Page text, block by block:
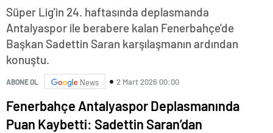
Süper Lig'in 24. haftasında deplasmanda
Antalyaspor ile berabere kalan Fenerbahçe'de
Başkan Sadettin Saran karşılaşmanın ardından
konuştu.
ABONE OL News 2 Mart 2026 00:00
Fenerbahçe Antalyaspor Deplasmanında
Puan Kaybetti: Sadettin Saran’dan